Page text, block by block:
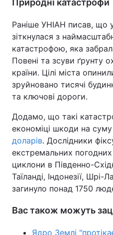
Природні катастрофи
Раніше УНІАН писав, що
зіткнулася з
катастрофою, яка
Повені та зсуви ґрунту
країни. Цілі міста
зруйновано тисячі
та ключові дороги.
Додамо, що такі
економіці шкоди на
доларів. Дослідники
екстремальних
циклони в Південно-
Таїланді, Індонезії, Шрі-
загинуло понад 1750
Вас також можуть
Ядро Землі